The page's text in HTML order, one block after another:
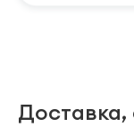
Доставка,